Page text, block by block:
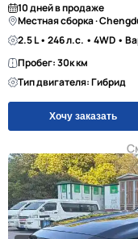
10 дней в продаже
Местная сборка ·
2.5 L • 246 л.с. • 4WD •
Пробег: 30к км
Тип двигателя: Гибрид
Хочу заказать